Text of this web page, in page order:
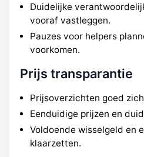
Duidelijke
vooraf vastleggen.
Pauzes voor helpers
voorkomen.
Prijs transparantie
Prijsoverzichten goed
Eenduidige prijzen en
Voldoende wisselgeld en
klaarzetten.